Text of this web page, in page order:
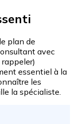
plan de
avec
essentiel à la
les
la spécialiste.